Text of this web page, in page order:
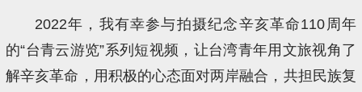
2022年，我有幸参与拍摄纪念辛亥革命110周年
的“台青云游览”系列短视频，让台湾青年用文旅视角了
解辛亥革命，用积极的心态面对两岸融合，共担民族复